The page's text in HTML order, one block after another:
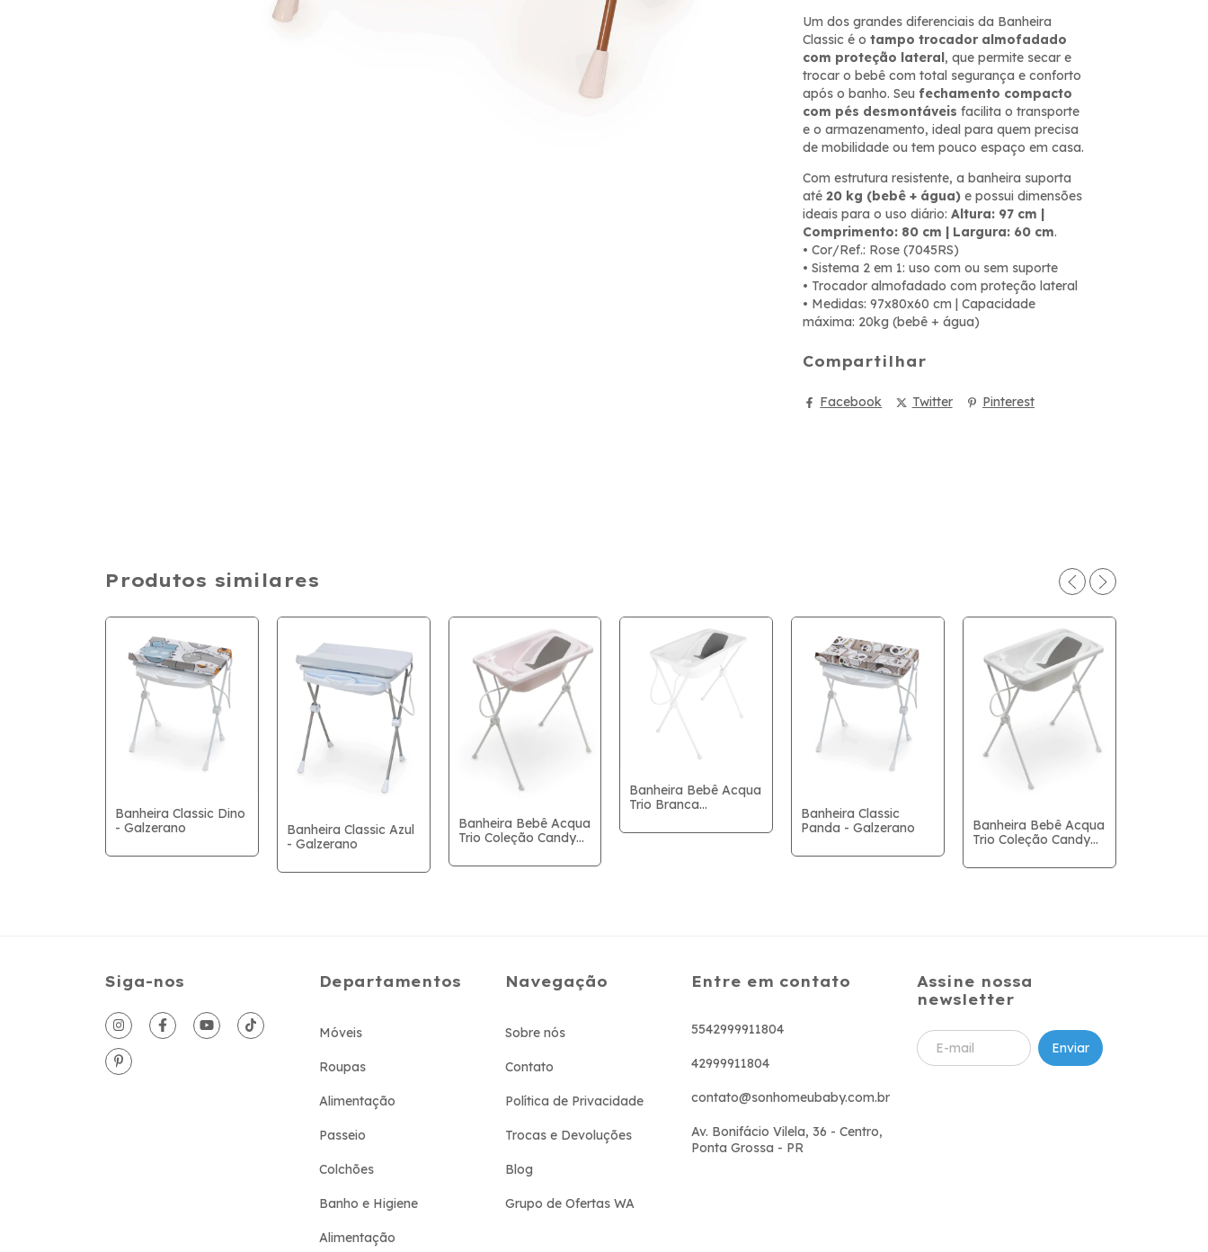
Um dos grandes diferenciais da Banheira
Classic é o tampo trocador almofadado
com proteção lateral, que permite secar e
trocar o bebê com total segurança e conforto
após o banho. Seu fechamento compacto
com pés desmontáveis facilita o transporte
e o armazenamento, ideal para quem precisa
de mobilidade ou tem pouco espaço em casa.
Com estrutura resistente, a banheira suporta
até 20 kg (bebê + água) e possui dimensões
ideais para o uso diário: Altura: 97 cm |
Comprimento: 80 cm | Largura: 60 cm.
• Cor/Ref.: Rose (7045RS)
• Sistema 2 em 1: uso com ou sem suporte
• Trocador almofadado com proteção lateral
• Medidas: 97x80x60 cm | Capacidade
máxima: 20kg (bebê + água)
Compartilhar
Facebook Twitter Pinterest
Produtos similares
Banheira Classic Dino
- Galzerano
Banheira Classic Azul
- Galzerano
Banheira Bebê Acqua
Trio Coleção Candy
Banheira Bebê Acqua
Trio Branca
Banheira Classic
Panda - Galzerano
Banheira Bebê Acqua
Trio Coleção Candy
Siga-nos Departamentos
Móveis
Roupas
Alimentação
Passeio
Colchões
Banho e Higiene
Alimentação
Navegação
Sobre nós
Contato
Política de Privacidade
Trocas e Devoluções
Blog
Grupo de Ofertas WA
Entre em contato
5542999911804
42999911804
contato@sonhomeubaby.com.br
Av. Bonifácio Vilela, 36 - Centro,
Ponta Grossa - PR
Assine nossa
newsletter